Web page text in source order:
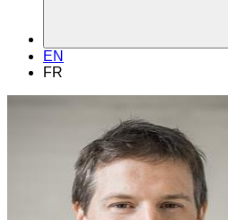
EN
FR